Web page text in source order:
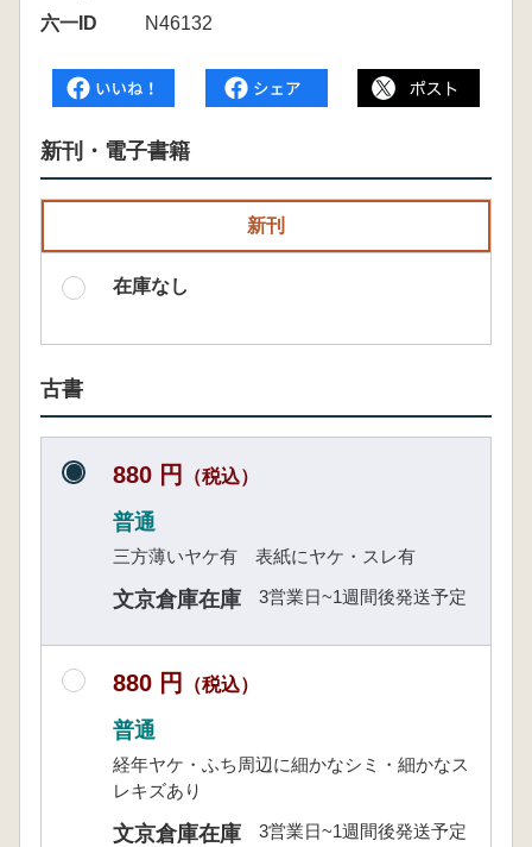
六一ID
N46132
新刊・電子書籍
新刊
在庫なし
古書
880 円 （税込）
普通
三方薄いヤケ有 表紙にヤケ・スレ有
文京倉庫在庫 3営業日~1週間後発送予定
880 円 （税込）
普通
経年ヤケ・ふち周辺に細かなシミ・細かなス
レキズあり
文京倉庫在庫 3営業日~1週間後発送予定